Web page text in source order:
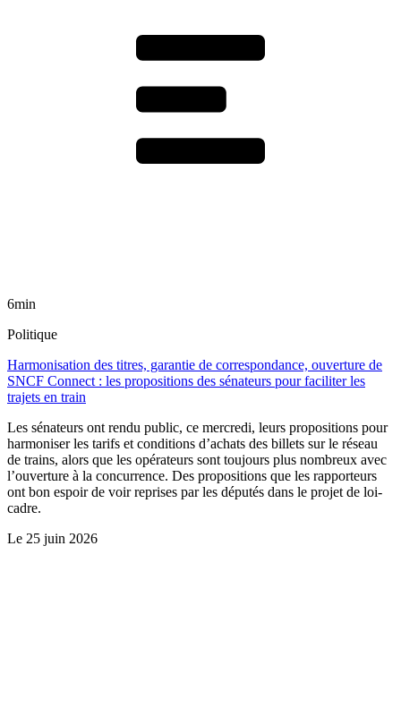
6min
Politique
Harmonisation des titres, garantie de correspondance, ouverture de
SNCF Connect : les propositions des sénateurs pour faciliter les
trajets en train
Les sénateurs ont rendu public, ce mercredi, leurs propositions pour
harmoniser les tarifs et conditions d’achats des billets sur le réseau
de trains, alors que les opérateurs sont toujours plus nombreux avec
l’ouverture à la concurrence. Des propositions que les rapporteurs
ont bon espoir de voir reprises par les députés dans le projet de loi-
cadre.
Le 25 juin 2026